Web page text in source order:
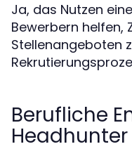
Ja, das Nutzen
Bewerbern helfen,
Stellenangeboten
Berufliche
Headhunter